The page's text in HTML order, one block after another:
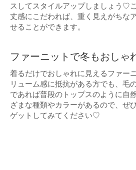
スしてスタイルアップしましょう♡
丈感にこだわれば、重く見えがちな
せることができます。
ファーニットで冬もおしゃ
着るだけでおしゃれに見えるファー
リューム感に抵抗がある方でも、毛
であれば普段のトップスのように自
ざまな種類やカラーがあるので、ぜ
ゲットしてみてください♡